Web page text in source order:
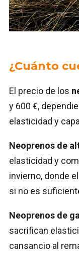
¿Cuánto
El precio de los
y 600 €,
elasticidad y
Neoprenos de
elasticidad y
invierno, donde
si no es
Neoprenos de
sacrifican
cansancio al